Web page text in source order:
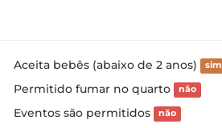
Aceita bebês (abaixo de 2 anos) sim
Permitido fumar no quarto não
Eventos são permitidos não